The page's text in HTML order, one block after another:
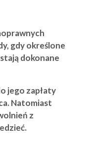
gdy określone
dokonane
jego zapłaty
Natomiast
z